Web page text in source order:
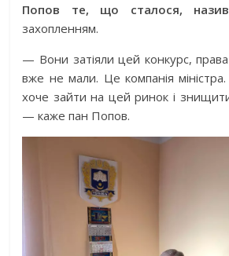
Попов те, що сталося,
захопленням.
— Вони затіяли цей конкурс,
вже не мали. Це компанія
хоче зайти на цей ринок і
— каже пан Попов.